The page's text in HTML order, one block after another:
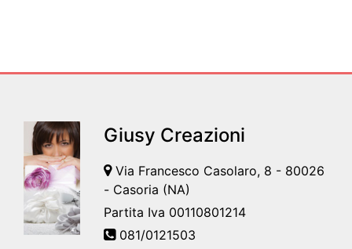
Giusy Creazioni
Via Francesco Casolaro, 8 - 80026
- Casoria (NA)
Partita Iva 00110801214
081/0121503